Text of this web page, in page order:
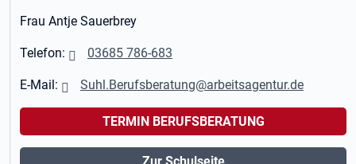
Frau Antje Sauerbrey
Telefon: 03685 786-683
E-Mail: Suhl.Berufsberatung@arbeitsagentur.de
TERMIN BERUFSBERATUNG